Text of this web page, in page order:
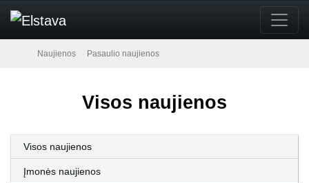
Naujienos Pasaulio naujienos
Visos naujienos
Visos naujienos
Įmonės naujienos